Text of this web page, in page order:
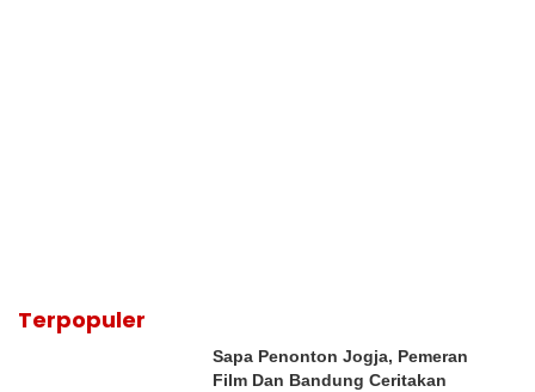
Terpopuler
Sapa Penonton Jogja, Pemeran
Film Dan Bandung Ceritakan